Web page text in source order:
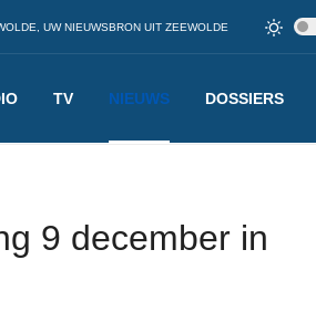
UW NIEUWSBRON UIT ZEEWOLDE
TV NIEUWS DOSSIERS
9 december in